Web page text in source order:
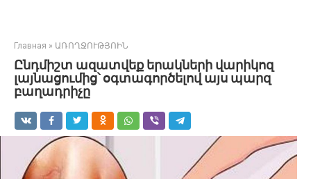
Главная » ԱՌՈՂՋՈՒԹՅՈԻՆ
Ընդմիշտ ազատվեք երակների վարիկոզ
լայնացումից՝ օգտագործելով այս պարզ
բաղադրիչը